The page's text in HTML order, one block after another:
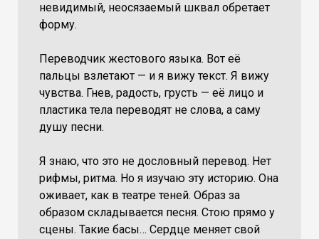
невидимый, неосязаемый шквал обретает
форму.
Переводчик жестового языка. Вот её
пальцы взлетают — и я вижу текст. Я вижу
чувства. Гнев, радость, грусть — её лицо и
пластика тела переводят не слова, а саму
душу песни.
Я знаю, что это не дословный перевод. Нет
рифмы, ритма. Но я изучаю эту историю. Она
оживает, как в театре теней. Образ за
образом складывается песня. Стою прямо у
сцены. Такие басы… Сердце меняет свой